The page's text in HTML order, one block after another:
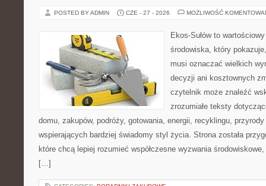
POSTED BY ADMIN CZE - 27 - 2026 MOŻLIWOŚĆ
Ekos-Sułów to
środowiska, który
musi oznaczać wielkich
decyzji ani kosztownych
czytelnik może znaleźć
zrozumiałe teksty
domu, zakupów, podróży, gotowania, energii, recyklingu,
wspierających bardziej świadomy styl życia. Strona została
które chcą lepiej rozumieć współczesne wyzwania
[…]